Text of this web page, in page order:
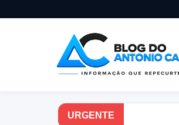
URGENTE